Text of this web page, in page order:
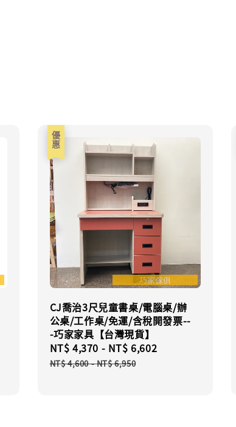
優惠
CJ喬治3尺兒童書桌/電腦桌/辦
公桌/工作桌/免運/含稅開發票--
-巧家家具【台灣現貨】
Sale
price
NT$ 4,370 - NT$ 6,602
NT$ 4,600-NT$ 6,950